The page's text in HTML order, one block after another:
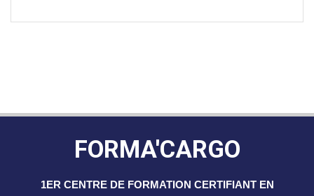
FORMA'CARGO
1ER CENTRE DE FORMATION CERTIFIANT EN